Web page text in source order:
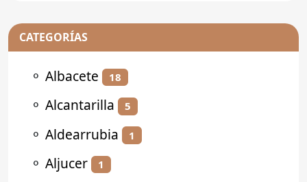
CATEGORÍAS
⚬ Albacete 18
⚬ Alcantarilla 5
⚬ Aldearrubia 1
⚬ Aljucer 1